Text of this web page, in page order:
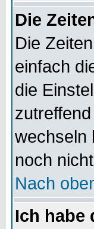
Die
Die
einfach
die
wechseln
noch
Nach
Ich habe